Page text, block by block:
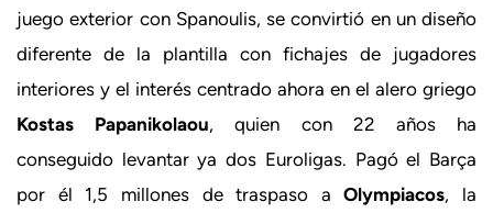
juego exterior con Spanoulis, se convirtió en un diseño
diferente de la plantilla con fichajes de jugadores
interiores y el interés centrado ahora en el alero griego
Kostas Papanikolaou, quien con 22 años ha
conseguido levantar ya dos Euroligas. Pagó el Barça
por él 1,5 millones de traspaso aOlympiacos, la